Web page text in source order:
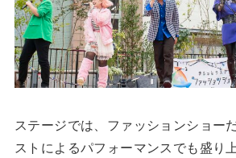
ステージでは、ファッションショー
ストによるパフォーマンスでも盛り